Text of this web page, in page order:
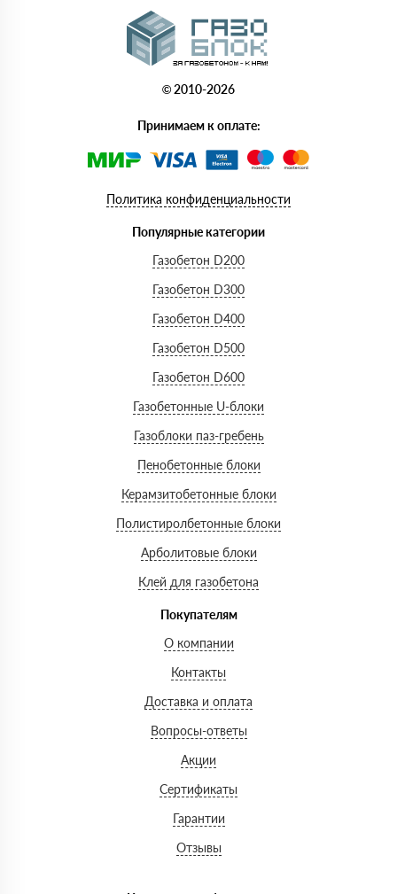
© 2010-2026
Принимаем к оплате:
Политика конфиденциальности
Популярные категории
Газобетон D200
Газобетон D300
Газобетон D400
Газобетон D500
Газобетон D600
Газобетонные U-блоки
Газоблоки паз-гребень
Пенобетонные блоки
Керамзитобетонные блоки
Полистиролбетонные блоки
Арболитовые блоки
Клей для газобетона
Покупателям
О компании
Контакты
Доставка и оплата
Вопросы-ответы
Акции
Сертификаты
Гарантии
Отзывы